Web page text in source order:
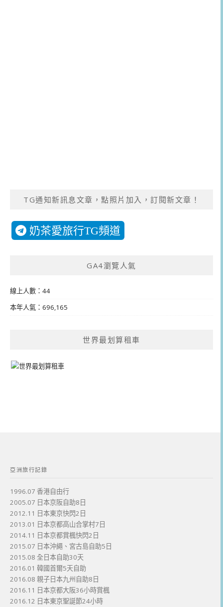
TG通知新訊息文章，點照片加入，訂閱新文章！
奶茶愛旅行TG頻道
GA4瀏覽人氣
線上人數：44
本年人氣：696,165
世界最划算租車
亞洲旅行記錄
1996.07 香港自由行
2005.07 日本京阪自助8日
2012.11 日本東京快閃2日
2013.01 日本京都高山合掌村7日
2014.11 日本京都賞楓快閃2日
2015.07 日本沖繩、宮古島自助5日
2015.08 全日本自助30天
2016.01 韓國首爾5天自助
2016.08 親子日本九州自助8日
2016.11 日本京都大阪36小時賞楓
2016.12 日本東京聖誕節24小時